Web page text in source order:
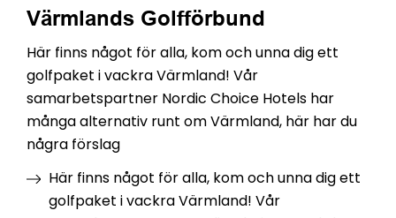
Värmlands Golfförbund
Här finns något för alla, kom och unna dig ett
golfpaket i vackra Värmland! Vår
samarbetspartner Nordic Choice Hotels har
många alternativ runt om Värmland, här har du
några förslag
Här finns något för alla, kom och unna dig ett
golfpaket i vackra Värmland! Vår